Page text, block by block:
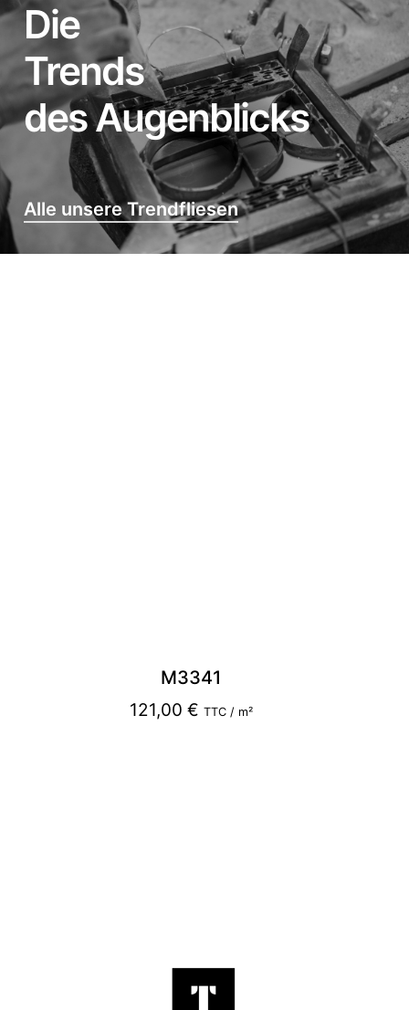
Die
Trends
des Augenblicks
Alle unsere Trendfliesen
M3341
121,00 € TTC / m²